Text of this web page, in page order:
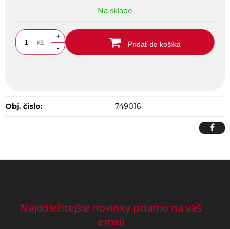
Na sklade
KS
+
-
Pridať do košíka
Obj. čislo: 749016
Najdôležitejšie novinky priamo na váš
email